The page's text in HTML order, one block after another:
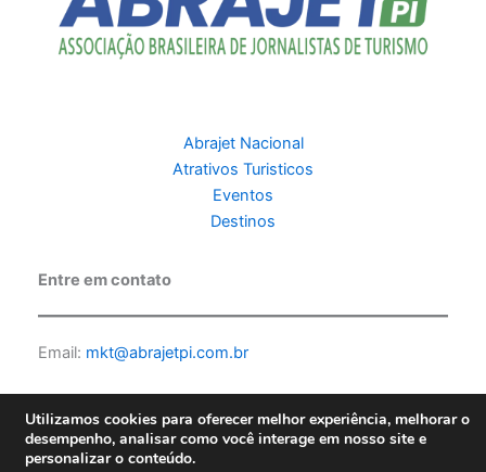
Abrajet Nacional
Atrativos Turisticos
Eventos
Destinos
Entre em contato
Email: mkt@abrajetpi.com.br
Copyright © 2026 Abrajet PI | Feito por PKScode |
Utilizamos cookies para oferecer melhor experiência, melhorar o
desempenho, analisar como você interage em nosso site e
personalizar o conteúdo.